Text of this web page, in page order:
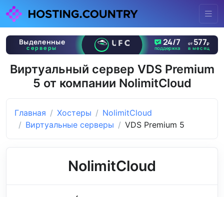
Виртуальный сервер VDS Premium
5 от компании NolimitCloud
Главная Хостеры
NolimitCloud
Виртуальные серверы
VDS Premium 5
NolimitCloud